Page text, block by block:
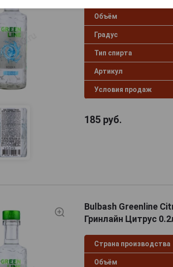
Объём
Градус
Тип спирта
Артикул
Условия продаж
185руб.
Bulbash Greenline
Гринлайн Цитрус
Страна производства
Объём